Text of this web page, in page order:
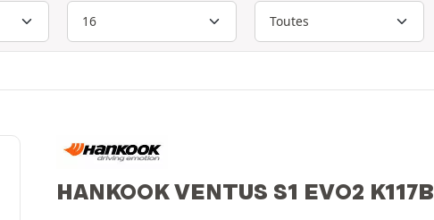
HANKOOK VENTUS S1 EVO2 K117B